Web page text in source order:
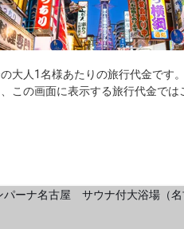
大人1名様あたりの旅行代金で
この画面に表示する旅行代金で